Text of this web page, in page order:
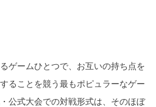
ゲームひとつで、お互いの持ち点を
ることを競う最もポピュラーなゲー
公式大会での対戦形式は、そのほぼ